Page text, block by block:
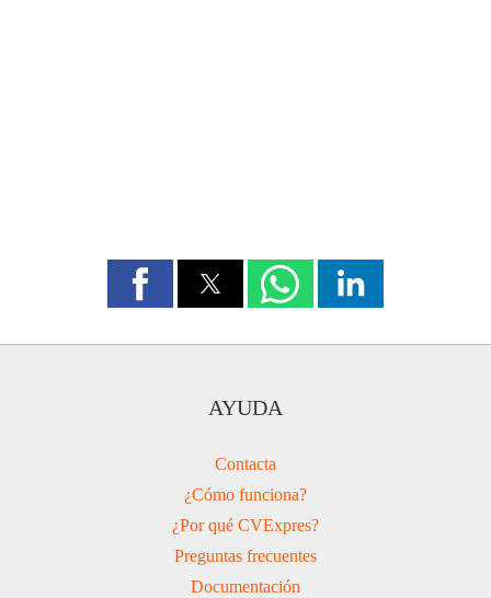
AYUDA
Contacta
¿Cómo funciona?
¿Por qué CVExpres?
Preguntas frecuentes
Documentación